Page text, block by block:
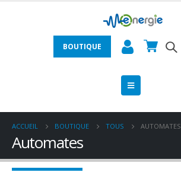
BOUTIQUE
ACCUEIL BOUTIQUE TOUS AUTOMATES
Automates